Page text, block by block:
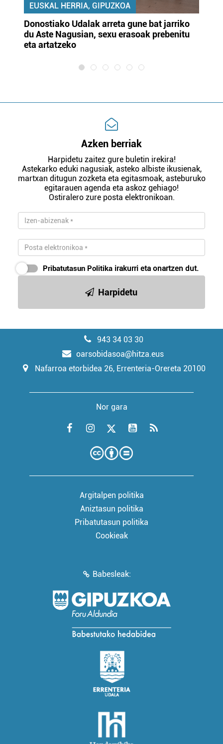
EUSKAL HERRIA, GIPUZKOA
Donostiako Udalak arreta gune bat jarriko
du Aste Nagusian, sexu erasoak prebenitu
eta artatzeko
Azken berriak
Harpidetu zaitez gure buletin irekira!
Astekarko eduki nagusiak, asteko albiste ikusienak,
martxan ditugun zozketa eta egitasmoak, asteburuko
egitarauen agenda eta askoz gehiago!
Ostiralero zure posta elektronikoan.
Pribatutasun Politika irakurri eta onartzen dut.
Harpidetu
943 34 03 30
oarsobidasoa@hitza.eus
Nafarroa etorbidea 26, Errenteria-Orereta 20100
Nor gara
Argitalpen politika
Aniztasun politika
Pribatutasun politika
Cookieak
Babesleak: